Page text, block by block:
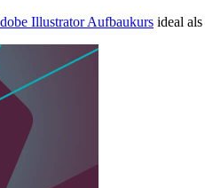
IllustratorAufbaukurs ideal